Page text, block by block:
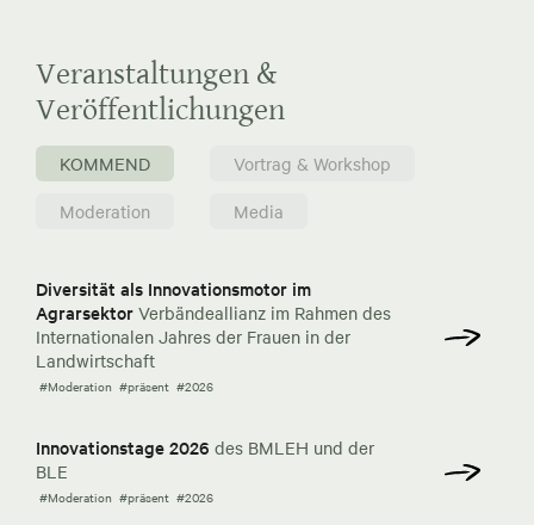
Veranstaltungen &
Veröffentlichungen
KOMMEND
Vortrag & Workshop
Moderation
Media
Diversität als Innovationsmotor im
Agrarsektor Verbändeallianz im Rahmen des
Internationalen Jahres der Frauen in der
Landwirtschaft
#Moderation #präsent #2026
Innovationstage 2026 des BMLEH und der
BLE
#Moderation #präsent #2026